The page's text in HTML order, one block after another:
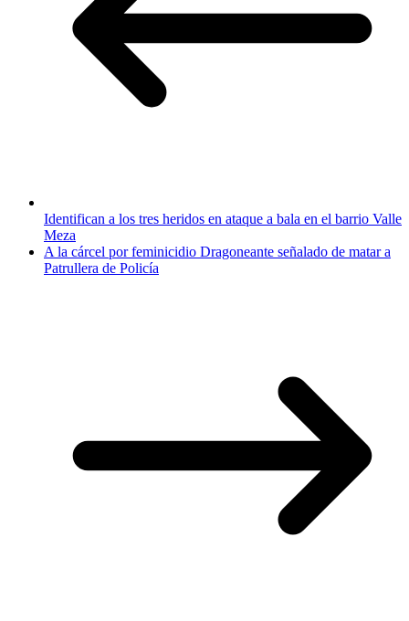
Identifican a los tres heridos en ataque a bala en el barrio Valle
Meza
A la cárcel por feminicidio Dragoneante señalado de matar a
Patrullera de Policía